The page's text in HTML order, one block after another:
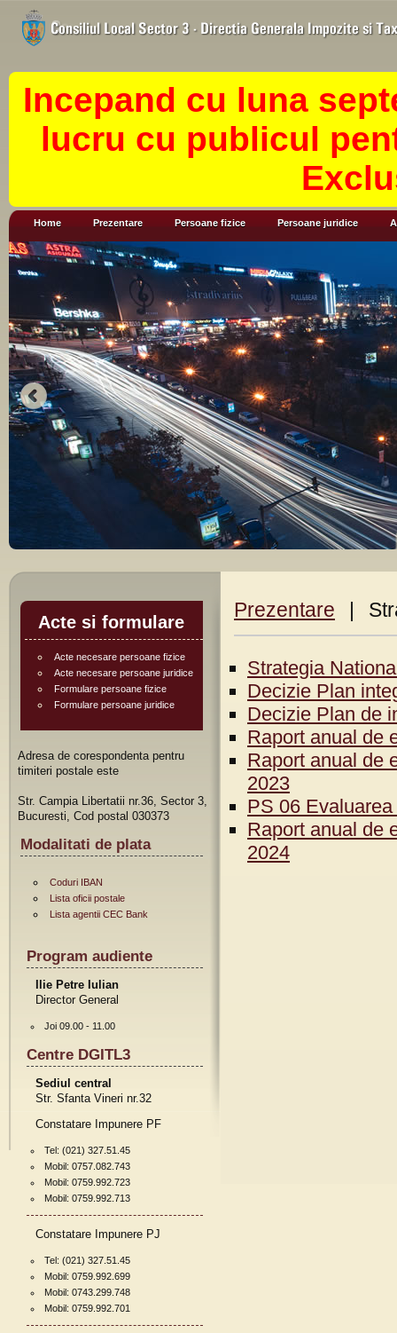
Incepand cu luna
lucru cu publicul
Home Prezentare Persoane fizice Persoane juridice
Acte si formulare
Acte necesare persoane fizice
Acte necesare persoane juridice
Formulare persoane fizice
Formulare persoane juridice
Adresa de corespondenta pentru
timiteri postale este
Str. Campia Libertatii nr.36, Sector 3,
Bucuresti, Cod postal 030373
Modalitati de plata
Coduri IBAN
Lista oficii postale
Lista agentii CEC Bank
Program audiente
Ilie Petre Iulian
Director General
Joi 09.00 - 11.00
Centre DGITL3
Sediul central
Str. Sfanta Vineri nr.32
Constatare Impunere PF
Tel: (021) 327.51.45
Mobil: 0757.082.743
Mobil: 0759.992.723
Mobil: 0759.992.713
Constatare Impunere PJ
Tel: (021) 327.51.45
Mobil: 0759.992.699
Mobil: 0743.299.748
Mobil: 0759.992.701
Prezentare |
Strategia
Decizie Plan
Decizie Plan de
Raport anual de
Raport anual de
2023
PS 06
Raport anual de
2024